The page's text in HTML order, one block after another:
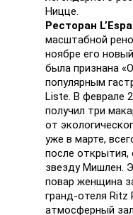
Ницце.
Ресторан
масштабной
ноябре его
была признана
популярным
Liste. В феврале
получил три
от
уже в марте,
после открытия,
звезду Мишлен.
повар женщина
гранд-отеля Ritz
атмосферный